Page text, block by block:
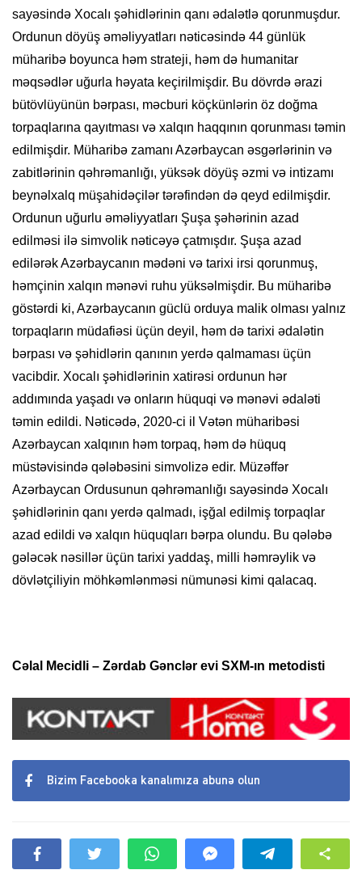
sayəsində Xocalı şəhidlərinin qanı ədalətlə qorunmuşdur.
Ordunun döyüş əməliyyatları nəticəsində 44 günlük
müharibə boyunca həm strateji, həm də humanitar
məqsədlər uğurla həyata keçirilmişdir. Bu dövrdə ərazi
bütövlüyünün bərpası, məcburi köçkünlərin öz doğma
torpaqlarına qayıtması və xalqın haqqının qorunması təmin
edilmişdir. Müharibə zamanı Azərbaycan əsgərlərinin və
zabitlərinin qəhrəmanlığı, yüksək döyüş əzmi və intizamı
beynəlxalq müşahidəçilər tərəfindən də qeyd edilmişdir.
Ordunun uğurlu əməliyyatları Şuşa şəhərinin azad
edilməsi ilə simvolik nəticəyə çatmışdır. Şuşa azad
edilərək Azərbaycanın mədəni və tarixi irsi qorunmuş,
həmçinin xalqın mənəvi ruhu yüksəlmişdir. Bu müharibə
göstərdi ki, Azərbaycanın güclü orduya malik olması yalnız
torpaqların müdafiəsi üçün deyil, həm də tarixi ədalətin
bərpası və şəhidlərin qanının yerdə qalmaması üçün
vacibdir. Xocalı şəhidlərinin xatirəsi ordunun hər
addımında yaşadı və onların hüquqi və mənəvi ədaləti
təmin edildi. Nəticədə, 2020-ci il Vətən müharibəsi
Azərbaycan xalqının həm torpaq, həm də hüquq
müstəvisində qələbəsini simvolizə edir. Müzəffər
Azərbaycan Ordusunun qəhrəmanlığı sayəsində Xocalı
şəhidlərinin qanı yerdə qalmadı, işğal edilmiş torpaqlar
azad edildi və xalqın hüquqları bərpa olundu. Bu qələbə
gələcək nəsillər üçün tarixi yaddaş, milli həmrəylik və
dövlətçiliyin möhkəmlənməsi nümunəsi kimi qalacaq.
Cəlal Mecidli – Zərdab Gənclər evi SXM-ın metodisti
Bizim Facebooka kanalımıza abunə olun